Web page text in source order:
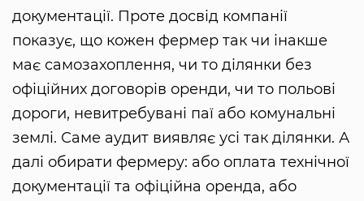
документації. Проте досвід компанії
показує, що кожен фермер так чи інакше
має самозахоплення, чи то ділянки без
офіційних договорів оренди, чи то польові
дороги, невитребувані паї або комунальні
землі. Саме аудит виявляє усі так ділянки. А
далі обирати фермеру: або оплата технічної
документації та офіційна оренда, або